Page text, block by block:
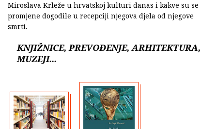
Miroslava Krleže u hrvatskoj kulturi danas i kakve su se
promjene dogodile u recepciji njegova djela od njegove
smrti.
KNJIŽNICE, PREVOĐENJE, ARHITEKTURA,
MUZEJI...